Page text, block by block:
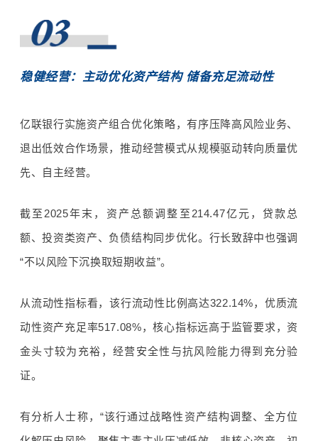
稳健经营：主动优化资产结构 储备充足流动性
亿联银行实施资产组合优化策略，有序压降高风险业务、
退出低效合作场景，推动经营模式从规模驱动转向质量优
先、自主经营。
截至 2025年末，资产总额调整至 214.47亿元，贷款总
额、投资类资产、负债结构同步优化。行长致辞中也强调
“不以风险下沉换取短期收益”。
从流动性指标看，该行流动性比例高达322.14%，优质流
动性资产充足率517.08%，核心指标远高于监管要求，资
金头寸较为充裕，经营安全性与抗风险能力得到充分验
证。
有分析人士称，“该行通过战略性资产结构调整、全方位